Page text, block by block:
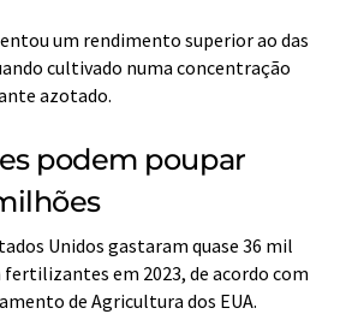
um rendimento superior ao das
cultivado numa concentração
azotado.
podem poupar
Unidos gastaram quase 36 mil
em 2023, de acordo com
de Agricultura dos EUA.